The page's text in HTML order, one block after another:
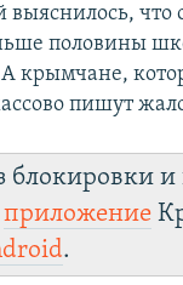
выяснилось, что
половины
А крымчане,
пишут
блокировки
приложение
.